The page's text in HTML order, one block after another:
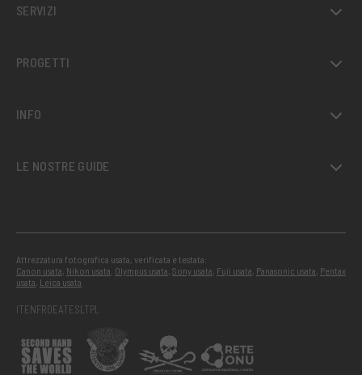
SERVIZI
PROGETTI
INFO
LE NOSTRE GUIDE
Attrezzatura fotografica usata, verificata e testata:
Canon usata, Nikon usata, Olympus usata, Sony usata, Fuji usata, Panasonic usata, Pentax
usata, Leica usata
ITENFRDEATESLTPL